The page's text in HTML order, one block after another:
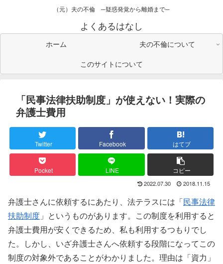
（元）夫の不倫 ─疑惑発覚から離婚まで─
よくあるはなし
ホーム
夫の不倫について
このサイトについて
「民事法律扶助制度」が使えない！実際の
弁護士費用
Twitter Facebook はてブ
Pocket LINE コピー
2022.07.30 2018.11.15
弁護士さんに依頼するにあたり、法テラスには「民事法律
扶助制度 」というものがあります。この制度を利用すると
弁護士費用が安くできるため、私も利用するつもりでし
た。しかし、いざ弁護士さんへ依頼する段階になってこの
制度の対象外であることがわかりました。理由は「資力」